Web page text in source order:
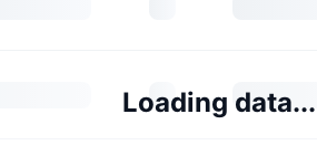
Loading data...